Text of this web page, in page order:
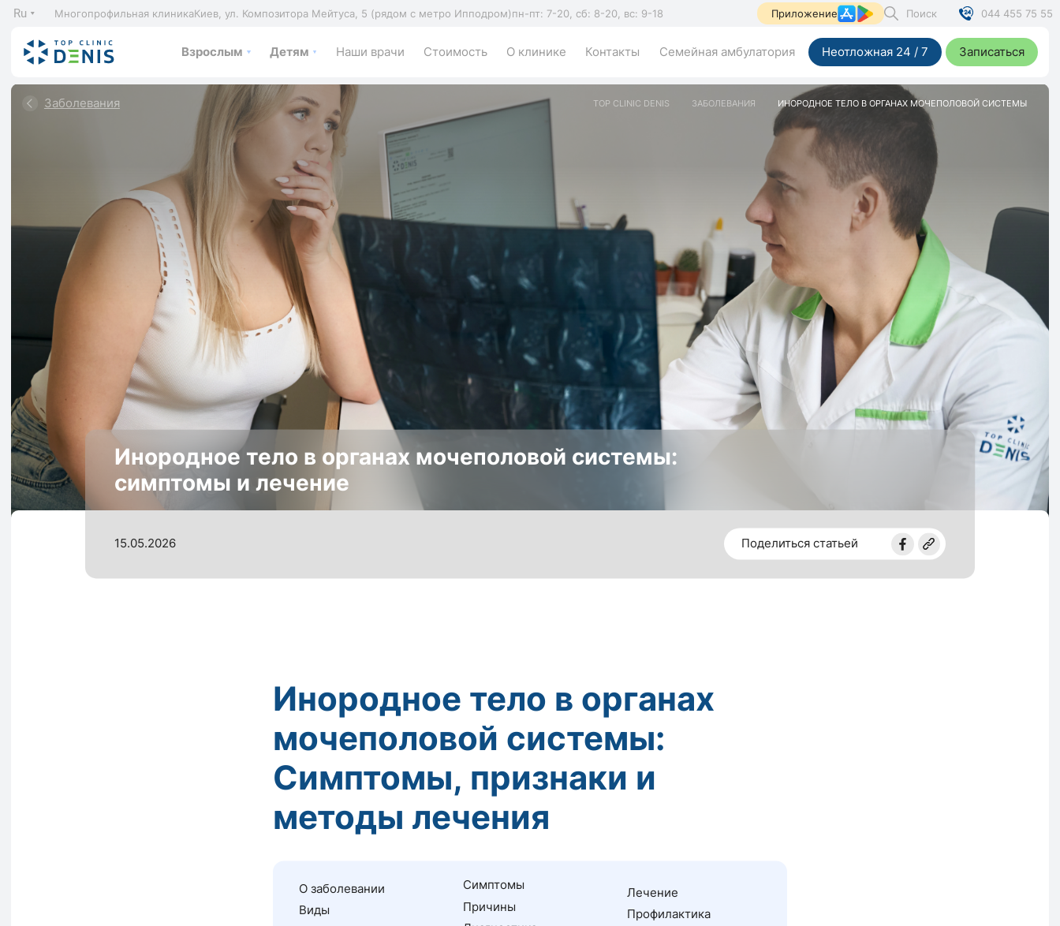
Ru Многопрофильная клиникаКиев, ул. Композитора Мейтуса, 5 (рядом с метро Ипподром)пн-пт: 7-20, сб: 8-20, вс: 9-18 Приложение Поиск 044 455 75 55
Взрослым Детям Наши врачи Стоимость О клинике Контакты Семейная амбулатория Неотложная 24 / 7 Записаться
Заболевания TOP CLINIC DENIS ЗАБОЛЕВАНИЯ ИНОРОДНОЕ ТЕЛО В ОРГАНАХ МОЧЕПОЛОВОЙ СИСТЕМЫ
Инородное тело в органах мочеполовой системы:
симптомы и лечение
15.05.2026 Поделиться статьей
Инородное тело в органах
мочеполовой системы:
Симптомы, признаки и
методы лечения
О заболевании
Виды
Симптомы
Причины
Лечение
Профилактика